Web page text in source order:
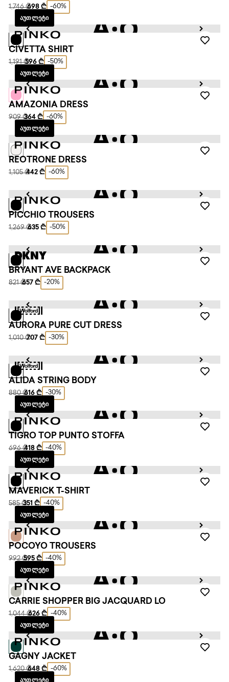
1,746 ₾698 ₾ -60%
ᲐᲣᲗᲚᲔᲢᲘ
CIVETTA SHIRT
1,191 ₾596 ₾ -50%
ᲐᲣᲗᲚᲔᲢᲘ
AMAZONIA DRESS
909 ₾364 ₾ -60%
ᲐᲣᲗᲚᲔᲢᲘ
REOTRONE DRESS
1,105 ₾442 ₾ -60%
PICCHIO TROUSERS
1,269 ₾635 ₾ -50%
BRYANT AVE BACKPACK
821 ₾657 ₾ -20%
AURORA PURE CUT DRESS
1,010 ₾707 ₾ -30%
ALIDA STRING BODY
880 ₾616 ₾ -30%
ᲐᲣᲗᲚᲔᲢᲘ
TIGRO TOP PUNTO STOFFA
696 ₾418 ₾ -40%
ᲐᲣᲗᲚᲔᲢᲘ
MAVERICK T-SHIRT
585 ₾351 ₾ -40%
ᲐᲣᲗᲚᲔᲢᲘ
POCOYO TROUSERS
992 ₾595 ₾ -40%
ᲐᲣᲗᲚᲔᲢᲘ
CARRIE SHOPPER BIG JACQUARD LO
1,044 ₾626 ₾ -40%
ᲐᲣᲗᲚᲔᲢᲘ
GAGNY JACKET
1,620 ₾648 ₾ -60%
ᲐᲣᲗᲚᲔᲢᲘ